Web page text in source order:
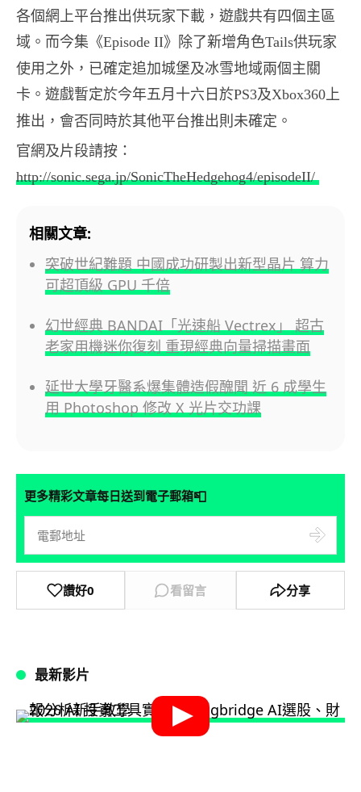
各個網上平台推出供玩家下載，遊戲共有四個主區
域。而今集《Episode II》除了新增角色Tails供玩家
使用之外，已確定追加城堡及冰雪地域兩個主關
卡。遊戲暫定於今年五月十六日於PS3及Xbox360上
推出，會否同時於其他平台推出則未確定。
官網及片段請按：
http://sonic.sega.jp/SonicTheHedgehog4/episodeII/
相關文章:
突破世紀難題 中國成功研製出新型晶片 算力
可超頂級 GPU 千倍
幻世經典 BANDAI「光速船 Vectrex」 超古
老家用機迷你復刻 重現經典向量掃描畫面
延世大學牙醫系爆集體造假醜聞 近 6 成學生
用 Photoshop 修改 X 光片交功課
更多精彩文章每日送到電子郵箱📮
讚好0 看留言 分享
最新影片